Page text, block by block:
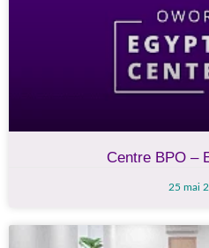
Centre BPO –
25 mai